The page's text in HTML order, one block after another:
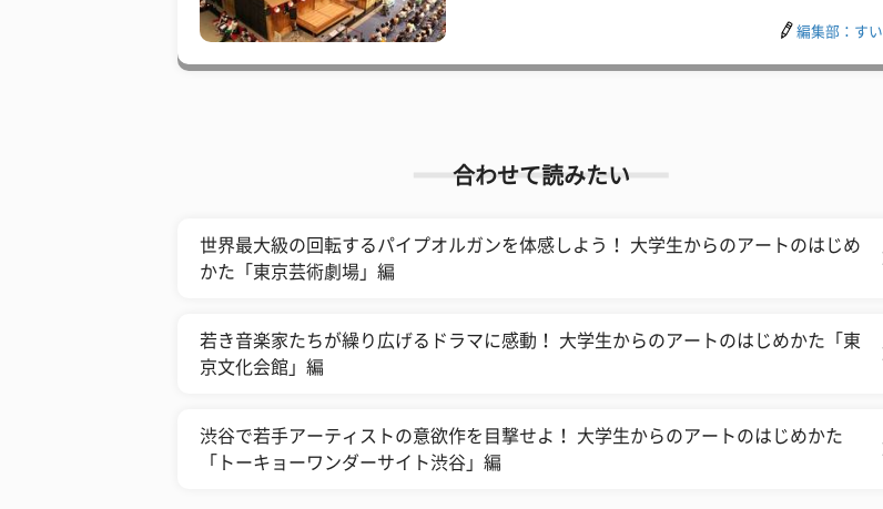
編集部：すい
合わせて読みたい
世界最大級の回転するパイプオルガンを体感しよう！ 大学生からのアートのはじめ
かた「東京芸術劇場」編
若き音楽家たちが繰り広げるドラマに感動！ 大学生からのアートのはじめかた「東
京文化会館」編
​渋谷で若手アーティストの意欲作を目撃せよ！ 大学生からのアートのはじめかた
「トーキョーワンダーサイト渋谷」編